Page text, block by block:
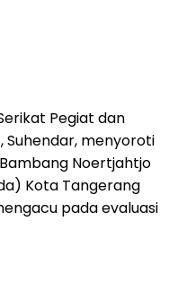
Pegiat dan
Suhendar, menyoroti
Noertjahtjo
Kota Tangerang
pada evaluasi